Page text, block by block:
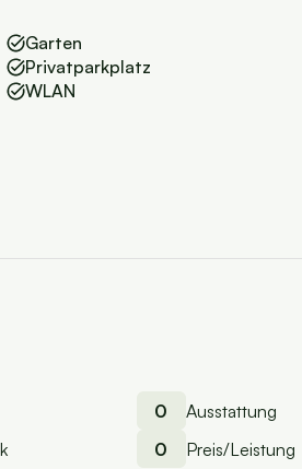
Garten
Privatparkplatz
WLAN
0
Ausstattung
0 Preis/Leistung